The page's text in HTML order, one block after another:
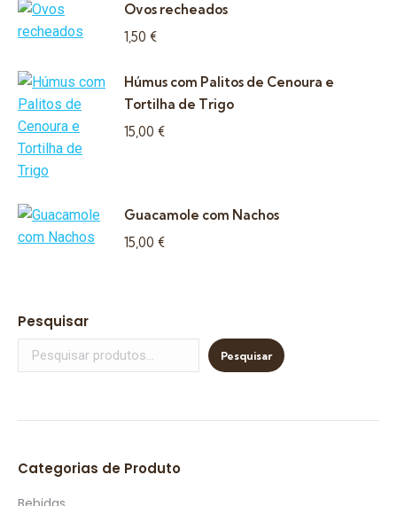
Ovos recheados
1,50 €
Húmus com Palitos de Cenoura e
Tortilha de Trigo
15,00 €
Guacamole com Nachos
15,00 €
Pesquisar
Pesquisar
Categorias de Produto